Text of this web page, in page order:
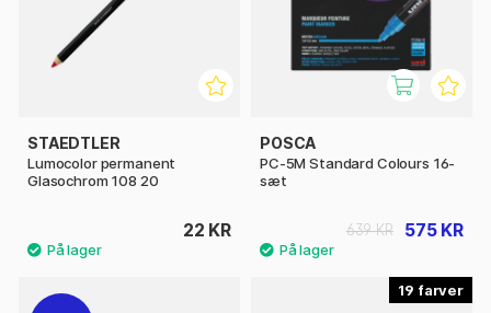
STAEDTLER
Lumocolor permanent
Glasochrom 108 20
22 KR
POSCA
PC-5M Standard Colours 16-
sæt
575 KR
639 KR
19